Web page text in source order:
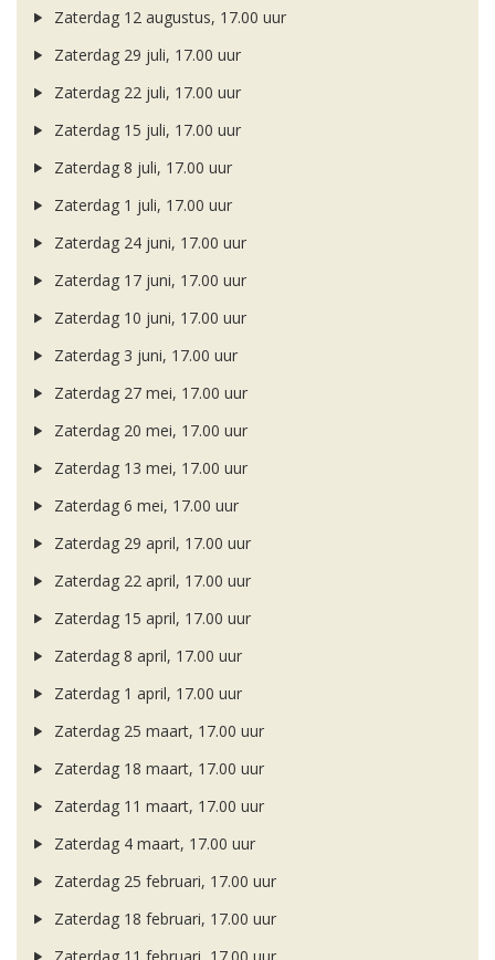
Zaterdag 12 augustus, 17.00 uur
Zaterdag 29 juli, 17.00 uur
Zaterdag 22 juli, 17.00 uur
Zaterdag 15 juli, 17.00 uur
Zaterdag 8 juli, 17.00 uur
Zaterdag 1 juli, 17.00 uur
Zaterdag 24 juni, 17.00 uur
Zaterdag 17 juni, 17.00 uur
Zaterdag 10 juni, 17.00 uur
Zaterdag 3 juni, 17.00 uur
Zaterdag 27 mei, 17.00 uur
Zaterdag 20 mei, 17.00 uur
Zaterdag 13 mei, 17.00 uur
Zaterdag 6 mei, 17.00 uur
Zaterdag 29 april, 17.00 uur
Zaterdag 22 april, 17.00 uur
Zaterdag 15 april, 17.00 uur
Zaterdag 8 april, 17.00 uur
Zaterdag 1 april, 17.00 uur
Zaterdag 25 maart, 17.00 uur
Zaterdag 18 maart, 17.00 uur
Zaterdag 11 maart, 17.00 uur
Zaterdag 4 maart, 17.00 uur
Zaterdag 25 februari, 17.00 uur
Zaterdag 18 februari, 17.00 uur